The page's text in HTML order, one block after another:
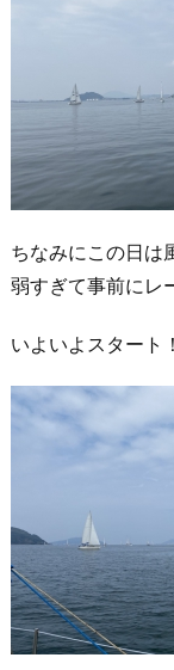
ちなみにこの日は
弱すぎて事前にレ
いよいよスタート！